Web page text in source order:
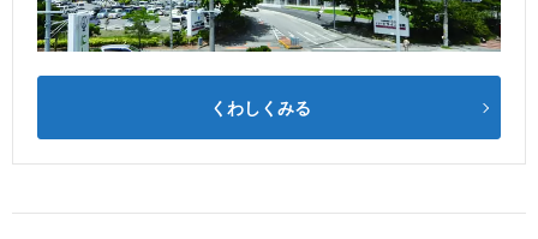
くわしくみる